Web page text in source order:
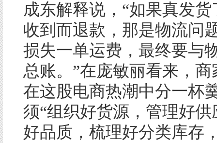
成东解释说，“如果真发
收到而退款，那是物流问
损失一单运费，最终要与
总账。”在庞敏丽看来，
在这股电商热潮中分一杯
须“组织好货源，管理好
好品质，梳理好分类库存